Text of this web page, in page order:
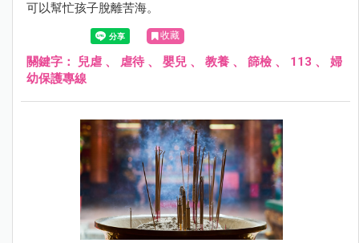
可以幫忙孩子脫離苦海。
收藏
關鍵字： 兒虐 、 虐待 、 嬰兒 、 教養 、 篩檢 、 113 、 婦
幼保護專線